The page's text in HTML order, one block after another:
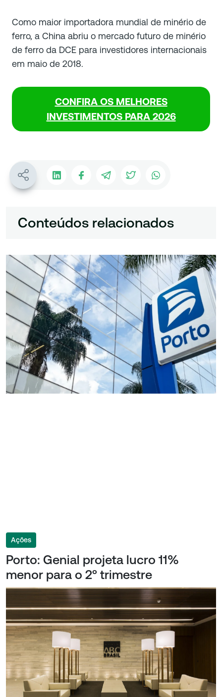
Como maior importadora mundial de minério de
ferro, a China abriu o mercado futuro de minério
de ferro da DCE para investidores internacionais
em maio de 2018.
CONFIRA OS MELHORES
INVESTIMENTOS PARA 2026
Conteúdos relacionados
Ações
Porto: Genial projeta lucro 11%
menor para o 2º trimestre